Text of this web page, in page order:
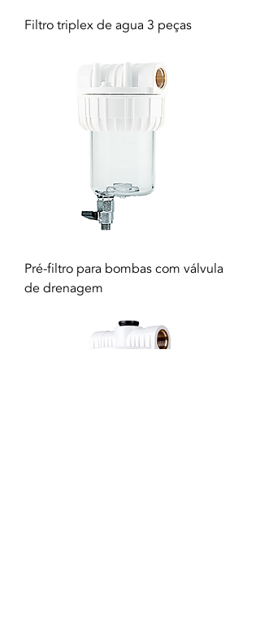
Filtro triplex de agua 3 peças
Pré-filtro para bombas com válvula
de drenagem